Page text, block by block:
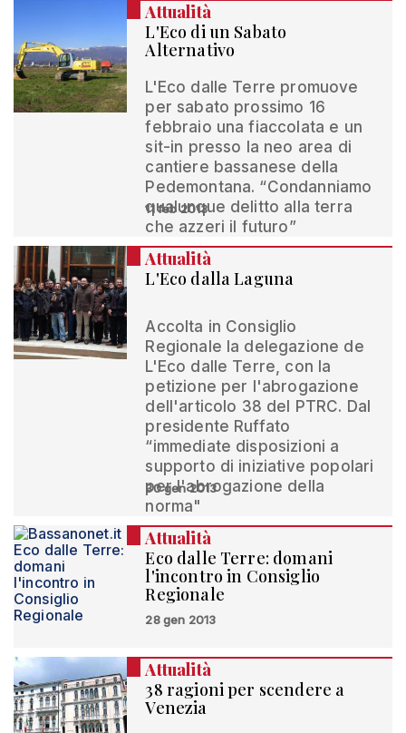
Attualità
L'Eco di un Sabato
Alternativo
L'Eco dalle Terre promuove
per sabato prossimo 16
febbraio una fiaccolata e un
sit-in presso la neo area di
cantiere bassanese della
Pedemontana. “Condanniamo
qualunque delitto alla terra
che azzeri il futuro”
11 feb 2013
Attualità
L'Eco dalla Laguna
Accolta in Consiglio
Regionale la delegazione de
L'Eco dalle Terre, con la
petizione per l'abrogazione
dell'articolo 38 del PTRC. Dal
presidente Ruffato
“immediate disposizioni a
supporto di iniziative popolari
per l'abrogazione della
norma"
30 gen 2013
Attualità
Eco dalle Terre: domani
l'incontro in Consiglio
Regionale
28 gen 2013
Attualità
38 ragioni per scendere a
Venezia